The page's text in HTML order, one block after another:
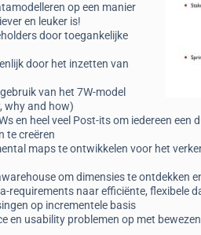
op een manier
en leuker is!
door toegankelijke
door het inzetten van
van het 7W-model
why and how)
en heel veel Post-its om iedereen een
te creëren
maps te ontwikkelen voor het
om dimensies te ontdekken
requirements naar efficiënte, flexibele
op incrementele basis
en usability problemen op met